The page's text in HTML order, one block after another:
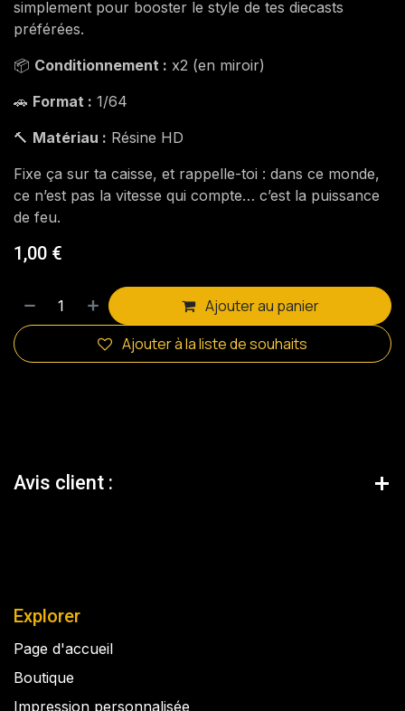
simplement pour booster le style de tes diecasts
préférées.
📦 Conditionnement : x2 (en miroir)
🚗 Format : 1/64
🔨 Matériau : Résine HD
Fixe ça sur ta caisse, et rappelle-toi : dans ce monde,
ce n’est pas la vitesse qui compte… c’est la puissance
de feu.
1,00 €
Ajouter au panier
Ajouter à la liste de souhaits
Avis client :
Explorer
Page d'accueil
Boutique
Impression personnalisée